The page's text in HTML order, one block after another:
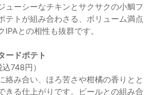
ューシーなチキンとサクサクの小鯛フ
テトが組み合わさる、ボリューム満点
との相性も抜群です。
ードポテト
748円）
絡み合い、ほろ苦さや柑橘の香りとと
きる仕上がりです。ビールとの組み合